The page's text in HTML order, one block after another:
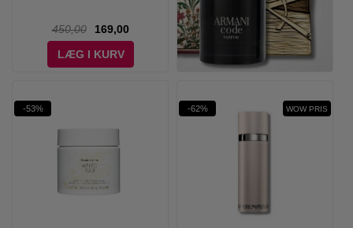
450,00
169,00
LÆG I KURV
-53% -62% WOW PRIS